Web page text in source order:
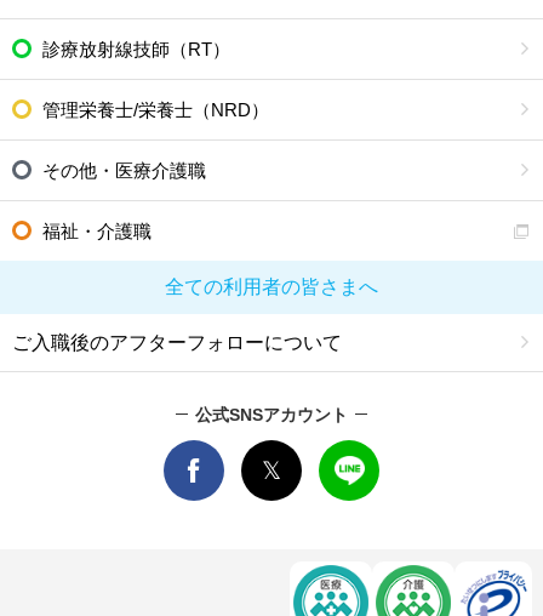
診療放射線技師（RT）
管理栄養士/栄養士（NRD）
その他・医療介護職
福祉・介護職
全ての利用者の皆さまへ
ご入職後のアフターフォローについて
公式SNSアカウント